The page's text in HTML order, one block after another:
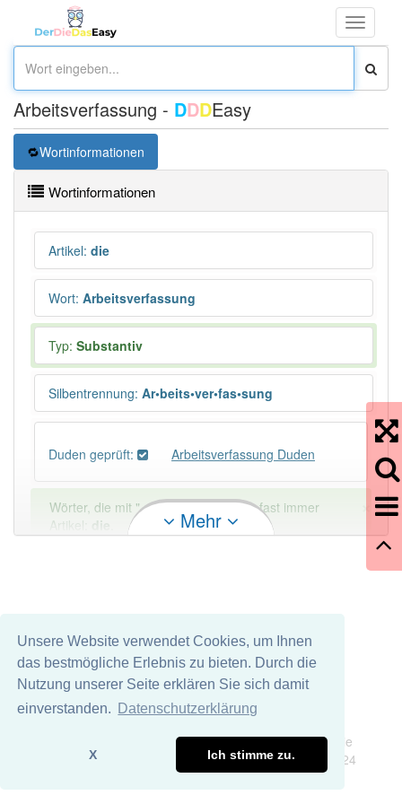
Unsere Website verwendet Cookies, um Ihnen
das bestmögliche Erlebnis zu bieten. Durch die
Nutzung unserer Seite erklären Sie sich damit
einverstanden.
Datenschutzerklärung
X Ich stimme zu.
Toggle
Arbeitsverfassung - DDDEasy
Wortinformationen
Wortinformationen
Artikel: die
Wort: Arbeitsverfassung
Typ: Substantiv
Silbentrennung: Ar•beits•ver•fas•sung
Duden geprüft: Arbeitsverfassung Duden
Wörter, die mit "-ung" enden, haben fast immer
Artikel:
die
DAS:2Ausnahmen Beispiele
PowerIndex:2
Häufigkeit: 2 von 10
Mehr
Wir übernehmen keine Garantie und keine Haftung für die
Richtigkeit und Vollständigkeit dieser Seite. DDDEasy 2024